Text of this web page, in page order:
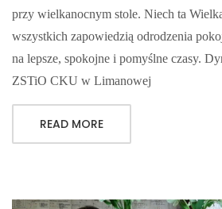
przy wielkanocnym stole. Niech ta
wszystkich zapowiedzią odrodzenia
na lepsze, spokojne i pomyślne czasy.
ZSTiO CKU w Limanowej
READ MORE